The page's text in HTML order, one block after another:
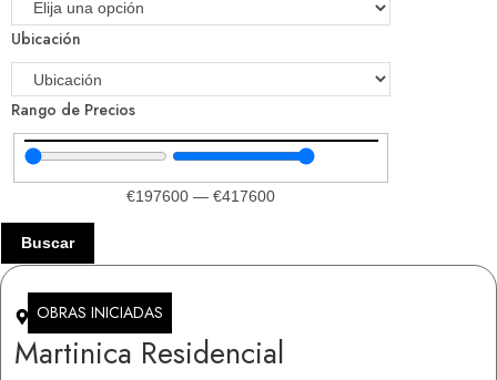
Ubicación
Rango de Precios
€197600 —€417600
Buscar
Jerez De La Frontera
Martinica Residencial
OBRAS INICIADAS